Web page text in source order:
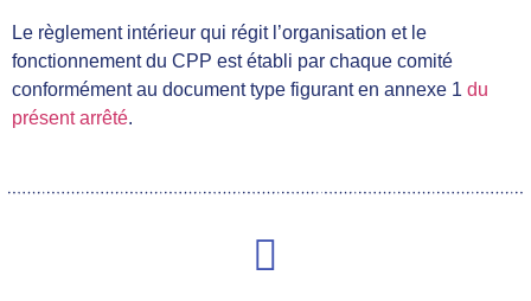
Le règlement intérieur qui régit l’organisation et le
fonctionnement du CPP est établi par chaque comité
conformément au document type figurant en annexe 1 du
présent arrêté.